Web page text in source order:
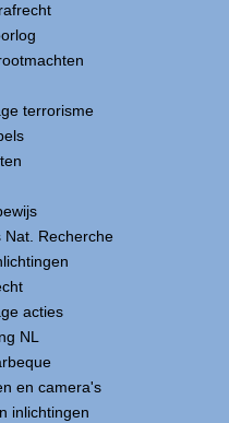
terrorisme
Nat. Recherche
acties
NL
en camera's
inlichtingen